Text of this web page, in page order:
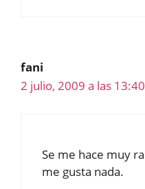
fani
2 julio, 2009 a las 13:40
Se me hace muy
me gusta nada.